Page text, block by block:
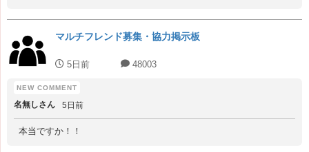
マルチフレンド募集・協力掲示板
5日前 48003
名無しさん 5日前
本当ですか！！